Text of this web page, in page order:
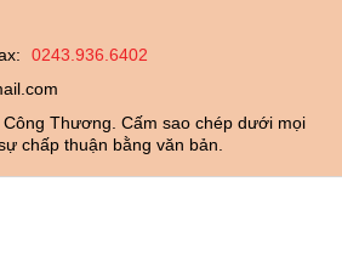
0243.936.6402
Thương. Cấm sao chép dưới mọi
chấp thuận bằng văn bản.